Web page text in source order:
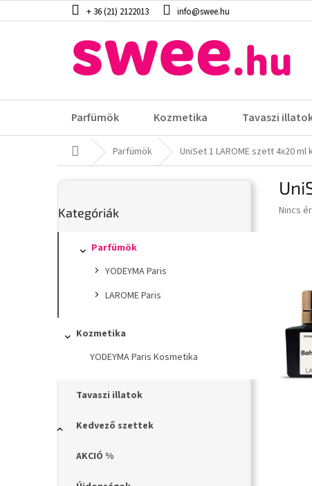
a
+ 36 (21) 2122013 info@swee.hu
Parfümök Kozmetika Tavaszi
KezdőlapParfümök UniSet 1 LAROME szett 4x20
l
a
l
átugrása
Kategóriák
Parfümök
YODEYMA Paris
LAROME Paris
Kozmetika
YODEYMA Paris Kosmetika
Tavaszi illatok
Kedvező szettek
AKCIÓ %
A
Nincs